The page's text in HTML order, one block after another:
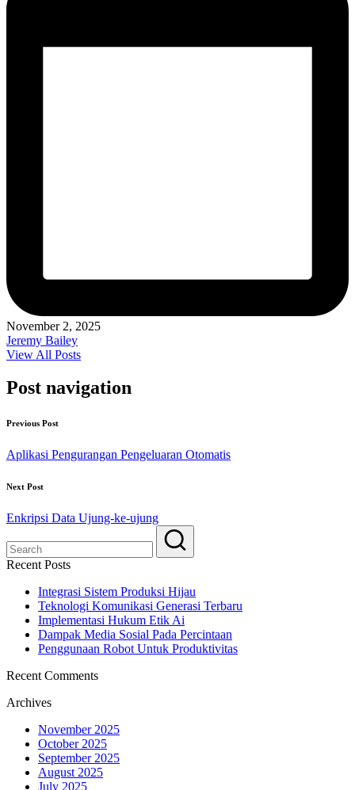
November 2, 2025
Jeremy Bailey
View All Posts
Post navigation
Previous Post
Aplikasi Pengurangan Pengeluaran Otomatis
Next Post
Enkripsi Data Ujung-ke-ujung
Recent Posts
Integrasi Sistem Produksi Hijau
Teknologi Komunikasi Generasi Terbaru
Implementasi Hukum Etik Ai
Dampak Media Sosial Pada Percintaan
Penggunaan Robot Untuk Produktivitas
Recent Comments
Archives
November 2025
October 2025
September 2025
August 2025
July 2025